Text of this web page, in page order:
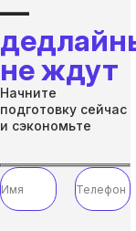
—
не ждут
Начните
подготовку сейчас
и сэкономьте